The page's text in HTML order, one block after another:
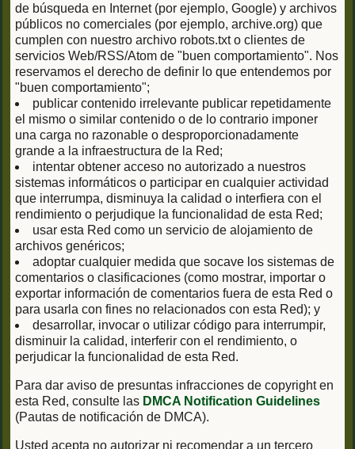
de búsqueda en Internet (por ejemplo, Google) y archivos
públicos no comerciales (por ejemplo, archive.org) que
cumplen con nuestro archivo robots.txt o clientes de
servicios Web/RSS/Atom de "buen comportamiento". Nos
reservamos el derecho de definir lo que entendemos por
"buen comportamiento";
publicar contenido irrelevante publicar repetidamente
el mismo o similar contenido o de lo contrario imponer
una carga no razonable o desproporcionadamente
grande a la infraestructura de la Red;
intentar obtener acceso no autorizado a nuestros
sistemas informáticos o participar en cualquier actividad
que interrumpa, disminuya la calidad o interfiera con el
rendimiento o perjudique la funcionalidad de esta Red;
usar esta Red como un servicio de alojamiento de
archivos genéricos;
adoptar cualquier medida que socave los sistemas de
comentarios o clasificaciones (como mostrar, importar o
exportar información de comentarios fuera de esta Red o
para usarla con fines no relacionados con esta Red); y
desarrollar, invocar o utilizar código para interrumpir,
disminuir la calidad, interferir con el rendimiento, o
perjudicar la funcionalidad de esta Red.
Para dar aviso de presuntas infracciones de copyright en
esta Red, consulte las DMCA Notification Guidelines
(Pautas de notificación de DMCA).
Usted acepta no autorizar ni recomendar a un tercero